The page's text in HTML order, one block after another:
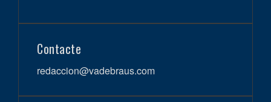
Contacte
redaccion@vadebraus.com